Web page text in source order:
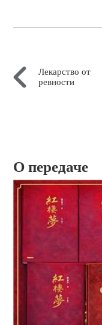
Лекарство от
ревности
О передаче